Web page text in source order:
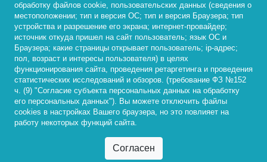
Министерство просвещения РФ
https://edu.gov.ru/
Федеральный портал «Российское образование»
http://www.edu.ru/
© 2026, ФГБОУ ВО «Байкальский государственный
университет»
обработку файлов cookie, пользовательских данных (сведения о
местоположении; тип и версия ОС; тип и версия Браузера; тип
устройства и разрешение его экрана; интернет-провайдер;
источник откуда пришел на сайт пользователь; язык ОС и
Браузера; какие страницы открывает пользователь; ip-адрес;
пол, возраст и интересы пользователя) в целях
функционирования сайта, проведения ретаргетинга и проведения
статистических исследований и обзоров. (требование ФЗ №152
ч. (9) "Согласие субъекта персональных данных на обработку
его персональных данных"). Вы можете отключить файлы
cookies в настройках Вашего браузера, но это повлияет на
работу некоторых функций сайта.